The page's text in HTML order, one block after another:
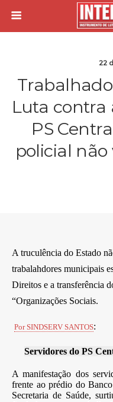
22
Luta contra
PS
policial não
A truculência do Estado
trabalahdores municipais
Direitos e a transferência
“Organizações Sociais.
Por SINDSERV SANTOS:
Servidores do PS
A manifestação dos
frente ao prédio do
Secretaria de Saúde,